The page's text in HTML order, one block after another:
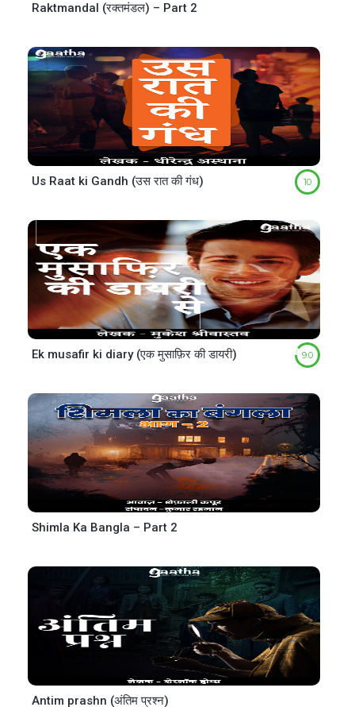
Raktmandal (रक्तमंडल) – Part 2
Us Raat ki Gandh (उस रात की गंध) 10
Ek musafir ki diary (एक मुसाफ़िर की डायरी) 9.0
Shimla Ka Bangla – Part 2
Antim prashn (अंतिम प्रश्न)